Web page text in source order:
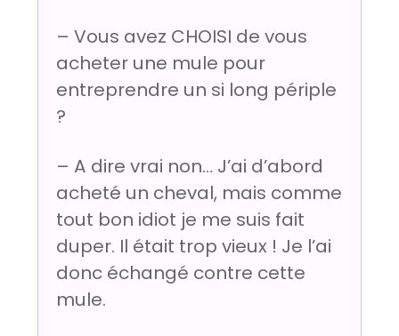
– Vous avez CHOISI de vous
acheter une mule pour
entreprendre un si long périple
?
– A dire vrai non… J’ai d’abord
acheté un cheval, mais comme
tout bon idiot je me suis fait
duper. Il était trop vieux ! Je l’ai
donc échangé contre cette
mule.